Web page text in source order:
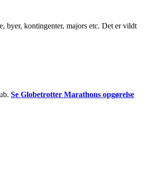
byer, kontingenter, majors etc. Det er vildt
Se Globetrotter Marathons opgørelse